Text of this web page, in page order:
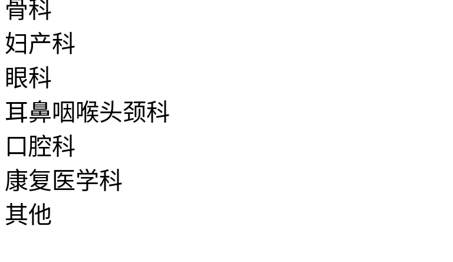
骨科
妇产科
眼科
耳鼻咽喉头颈科
口腔科
康复医学科
其他